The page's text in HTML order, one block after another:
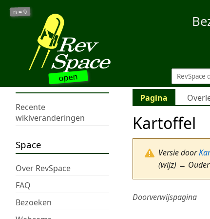
open
n =9
Recente
wikiveranderingen
Space
Over RevSpace
FAQ
Bezoeken
Pagina
Kartoffel
Versie door
(wijz) ←
Doorverwijspagina